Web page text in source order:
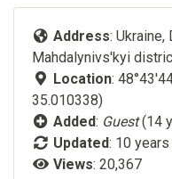
Location :
35.010338)
Added:Guest(14
Updated
Views: 20,367